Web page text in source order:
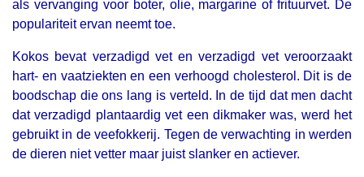
als vervanging voor boter, olie, margarine of frituurvet. De
populariteit ervan neemt toe.
Kokos bevat verzadigd vet en verzadigd vet veroorzaakt
hart- en vaatziekten en een verhoogd cholesterol. Dit is de
boodschap die ons lang is verteld. In de tijd dat men dacht
dat verzadigd plantaardig vet een dikmaker was, werd het
gebruikt in de veefokkerij. Tegen de verwachting in werden
de dieren niet vetter maar juist slanker en actiever.